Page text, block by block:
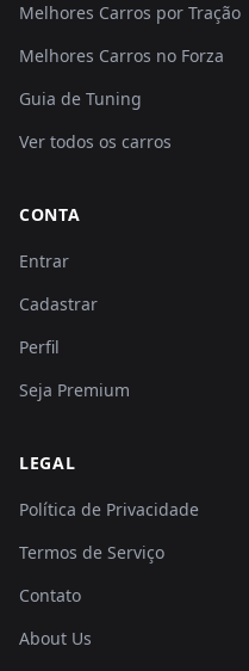
Melhores Carros por Tração
Melhores Carros no Forza
Guia de Tuning
Ver todos os carros
CONTA
Entrar
Cadastrar
Perfil
Seja Premium
LEGAL
Política de Privacidade
Termos de Serviço
Contato
About Us